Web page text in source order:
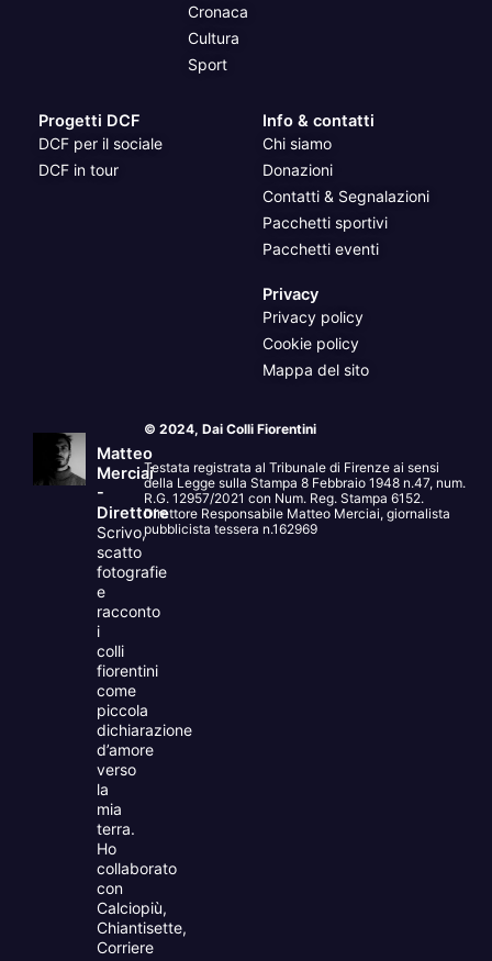
Cronaca
Cultura
Sport
Progetti DCF
DCF per il sociale
DCF in tour
Info & contatti
Chi siamo
Donazioni
Contatti & Segnalazioni
Pacchetti sportivi
Pacchetti eventi
Privacy
Privacy policy
Cookie policy
Mappa del sito
Matteo
Merciai
-
Direttore
Scrivo,
scatto
fotografie
e
racconto
i
colli
fiorentini
come
piccola
dichiarazione
d’amore
verso
la
mia
terra.
Ho
collaborato
con
Calciopiù,
Chiantisette,
Corriere
© 2024, Dai Colli Fiorentini
Testata registrata al Tribunale di Firenze ai sensi
della Legge sulla Stampa 8 Febbraio 1948 n.47, num.
R.G. 12957/2021 con Num. Reg. Stampa 6152.
Direttore Responsabile Matteo Merciai, giornalista
pubblicista tessera n.162969